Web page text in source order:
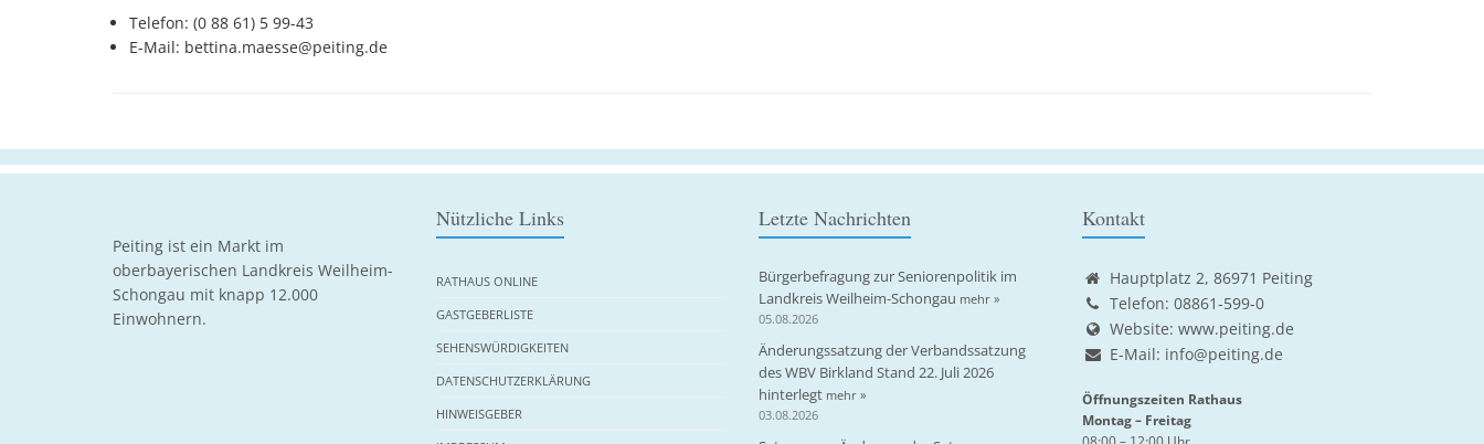
Telefon: (0 88 61) 5 99-43
E-Mail: bettina.maesse@peiting.de
Peiting ist ein Markt im
oberbayerischen Landkreis Weilheim-
Schongau mit knapp 12.000
Einwohnern.
Nützliche Links
RATHAUS ONLINE
GASTGEBERLISTE
SEHENSWÜRDIGKEITEN
DATENSCHUTZERKLÄRUNG
HINWEISGEBER
Letzte Nachrichten
Bürgerbefragung zur Seniorenpolitik im
Landkreis Weilheim-Schongau mehr »
05.08.2026
Änderungssatzung der Verbandssatzung
des WBV Birkland Stand 22. Juli 2026
hinterlegt mehr »
03.08.2026
Kontakt
Hauptplatz 2, 86971 Peiting
Telefon: 08861-599-0
Website: www.peiting.de
E-Mail: info@peiting.de
Öffnungszeiten Rathaus
Montag – Freitag